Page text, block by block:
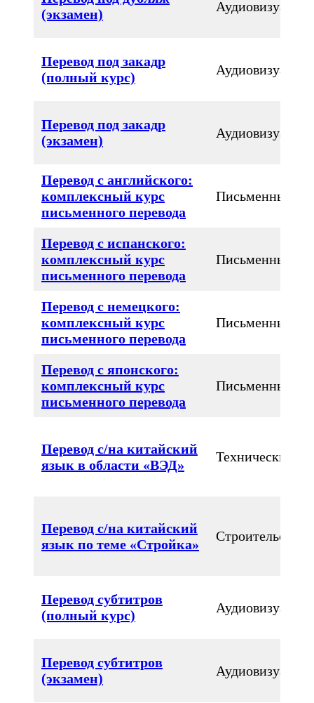
(экзамен)
Перевод под закадр
(полный курс)
Перевод под закадр
(экзамен)
Перевод с английского:
комплексный курс
письменного перевода
Письменный
Перевод с испанского:
комплексный курс
письменного перевода
Письменный
Перевод с немецкого:
комплексный курс
письменного перевода
Письменный
Перевод с японского:
комплексный курс
письменного перевода
Письменный
Перевод с/на китайский
язык в области «ВЭД»
Технический
Перевод с/на китайский
язык по теме «Стройка»
Строительство
Перевод субтитров
(полный курс)
Перевод субтитров
(экзамен)